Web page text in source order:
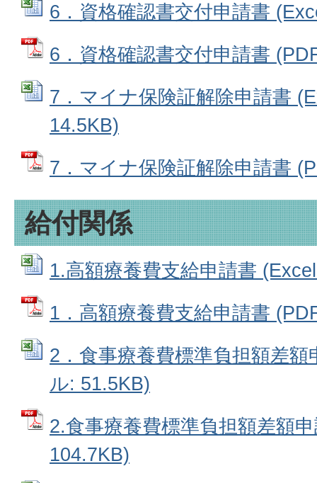
6．資格確認書交付申請書
6．資格確認書交付申請書
7．マイナ保険証解除申請書
14.5KB)
7．マイナ保険証解除申請書
給付関係
1.高額療養費支給申請書
1．高額療養費支給申請書
2．食事療養費標準負担額差
ル: 51.5KB)
2.食事療養費標準負担額差額
104.7KB)